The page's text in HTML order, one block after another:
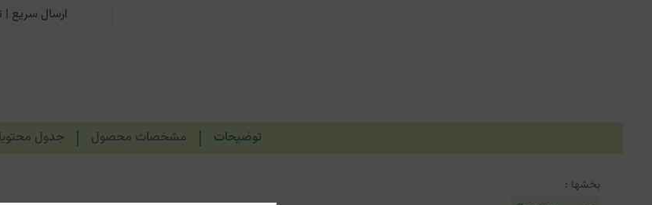
ارسال سریع | تهران و کرج:
توضیحات مشخصات محصول جدول
بخشها :